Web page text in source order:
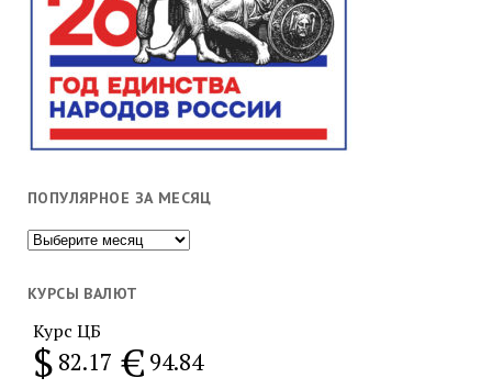
ПОПУЛЯРНОЕ ЗА МЕСЯЦ
Популярное
месяц
КУРСЫ ВАЛЮТ
Курс ЦБ
$ 82.17 € 94.84